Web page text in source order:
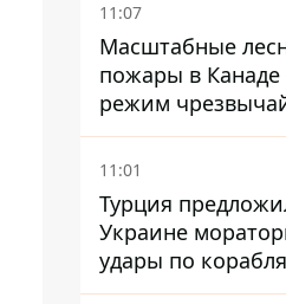
11:07
Масштабные
пожары в Канаде
режим
положения,
20 тысяч человек
11:01
Турция
Украине
удары по
Черном море